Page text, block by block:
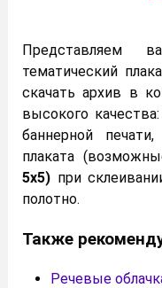
Представляем
тематический
скачать архив в
высокого качества:
баннерной
плаката
5х5) при
полотно.
Также
Речевые